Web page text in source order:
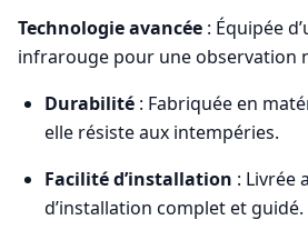
Technologie avancée : Équipée
infrarouge pour une observation
Durabilité : Fabriquée en
elle résiste aux intempéries.
Facilité d’installation : Livrée
d’installation complet et guidé.